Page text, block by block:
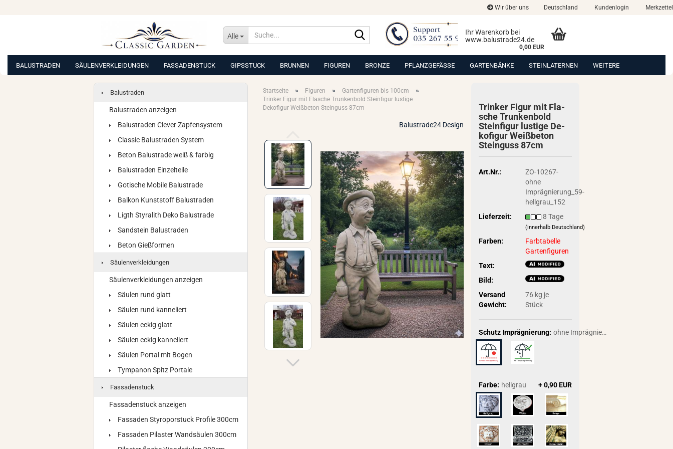
Wir über uns Deutschland Kundenlogin Merkzettel
Alle
Suche...
Ihr Warenkorb bei
www.balustrade24.de
0,00 EUR
BALUSTRADEN SÄULENVERKLEIDUNGEN FASSADENSTUCK GIPSSTUCK BRUNNEN FIGUREN BRONZE PFLANZGEFÄSSE GARTENBÄNKE STEINLATERNEN WEITERE
Startseite » Figuren » Gartenfiguren bis 100cm »
Trinker Figur mit Flasche Trunkenbold Steinfigur lustige
Dekofigur Weißbeton Steinguss 87cm
Balustrade24 Design
Trin­ker Figur mit Fla­
sche Trun­ken­bold
Stein­fi­gur lus­ti­ge De­
ko­fi­gur Weiß­be­ton
Stein­guss 87cm
Art.Nr.:
ZO-10267-
ohne
Imprägnierung_59-
hellgrau_152
Lieferzeit:
8 Tage
(innerhalb Deutschland)
Farben:
Farbtabelle
Gartenfiguren
Text:
Bild:
Versand
Gewicht:
76 kg je
Stück
Schutz Imprägnierung: ohne Imprägnierung
Farbe: hellgrau + 0,90 EUR
Balustraden
Balustraden anzeigen
Balustraden Clever Zapfensystem
Classic Balustraden System
Beton Balustrade weiß & farbig
Balustraden Einzelteile
Gotische Mobile Balustrade
Balkon Kunststoff Balustraden
Ligth Styralith Deko Balustrade
Sandstein Balustraden
Beton Gießformen
Säulenverkleidungen
Säulenverkleidungen anzeigen
Säulen rund glatt
Säulen rund kanneliert
Säulen eckig glatt
Säulen eckig kanneliert
Säulen Portal mit Bogen
Tympanon Spitz Portale
Fassadenstuck
Fassadenstuck anzeigen
Fassaden Styroporstuck Profile 300cm
Fassaden Pilaster Wandsäulen 300cm